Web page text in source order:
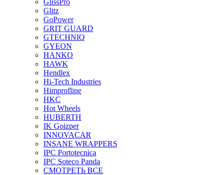
Glitz
GoPower
GRIT GUARD
GTECHNIQ
GYEON
HANKO
HAWK
Hendlex
Hi-Tech Industries
Himprofline
HKC
Hot Wheels
HUBERTH
IK Goizper
INNOVACAR
INSANE WRAPPERS
IPC Portotecnica
IPC Soteco Panda
СМОТРЕТЬ ВСЕ